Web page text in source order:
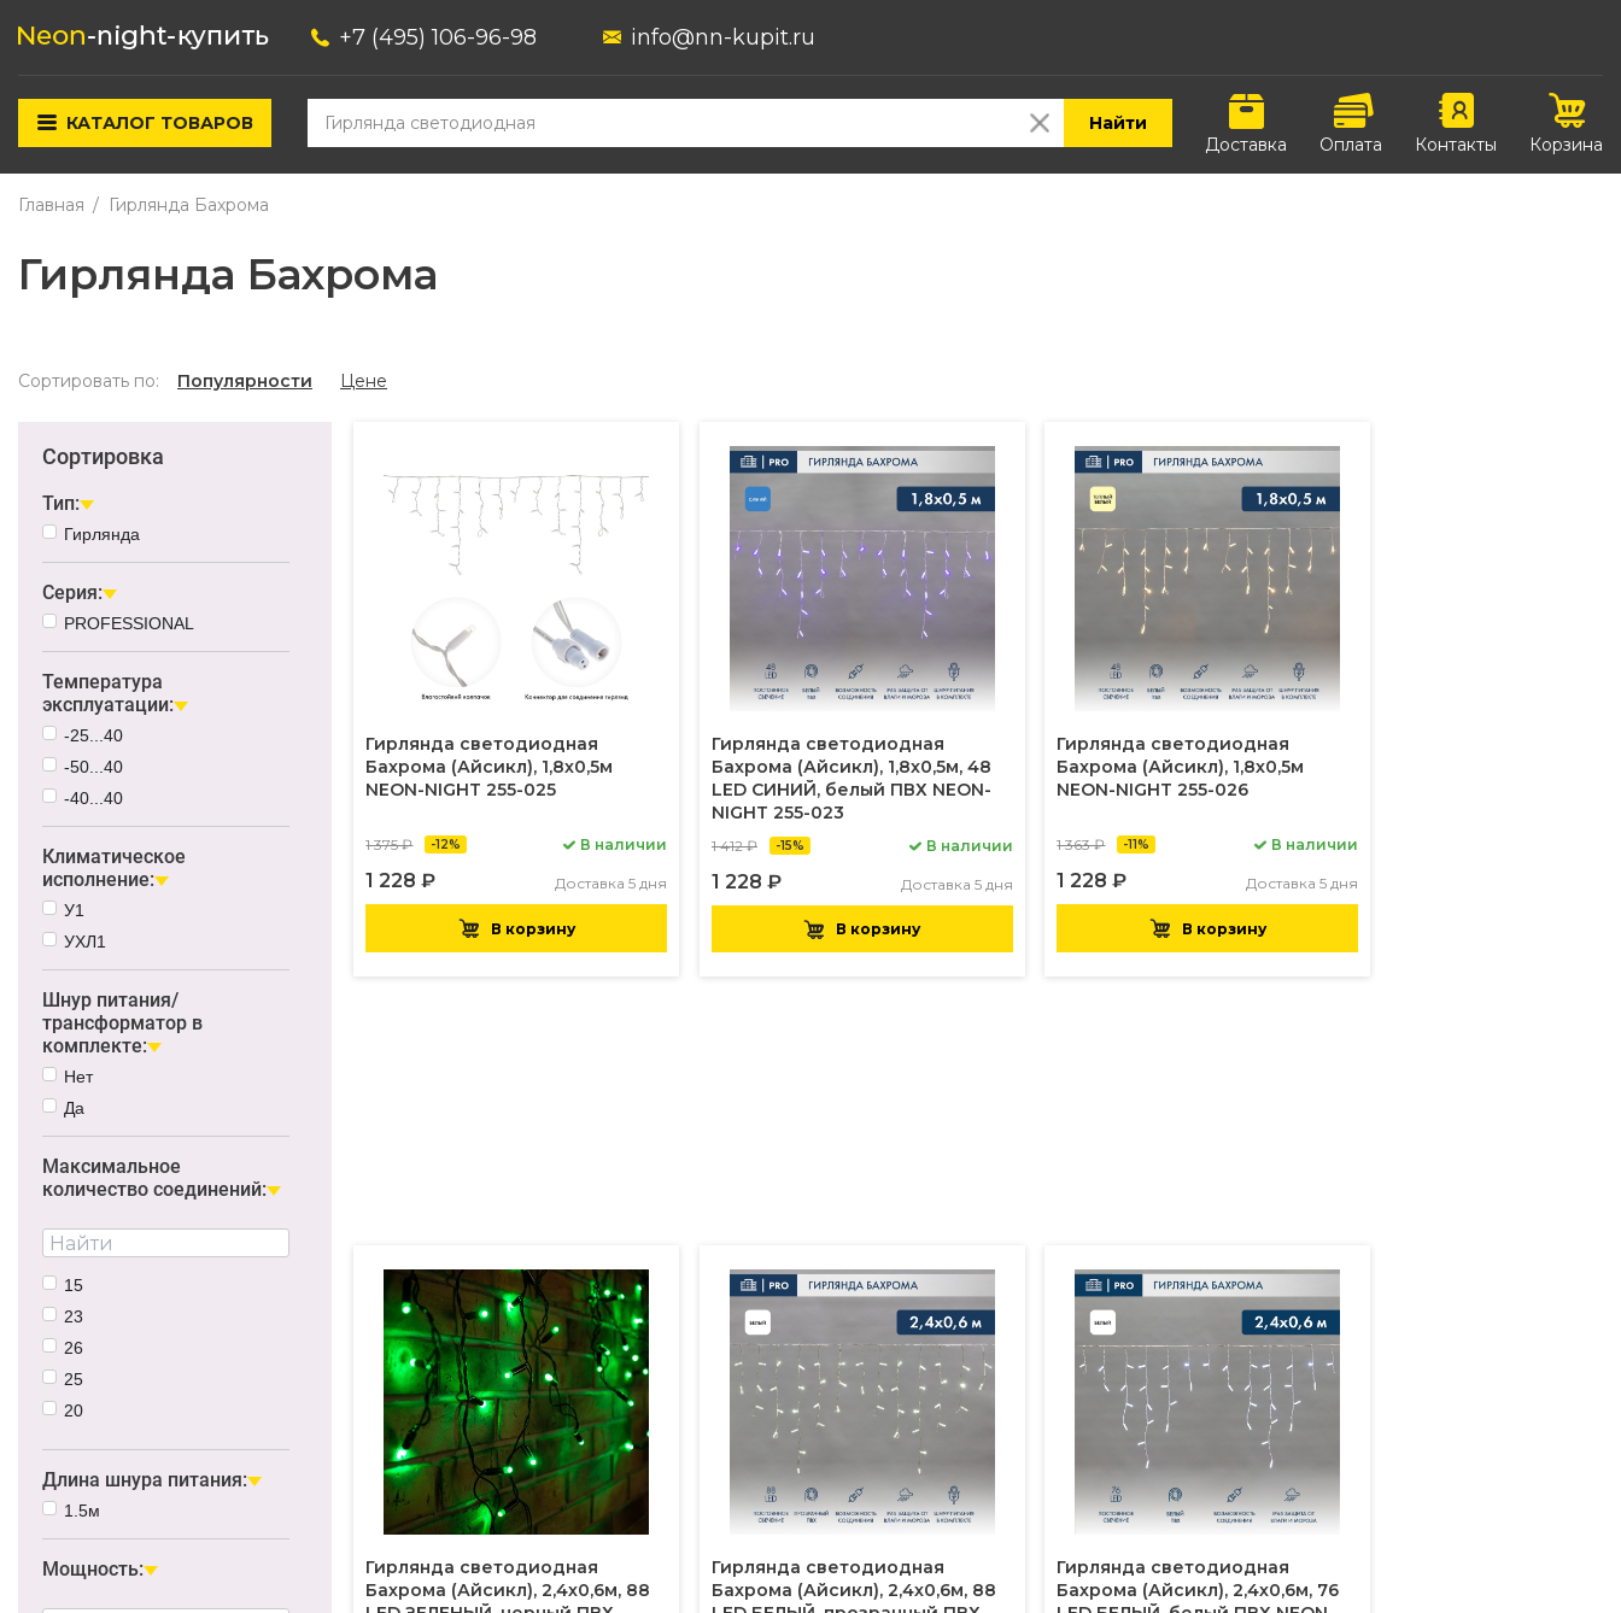
+7 (495) 106-96-98 info@nn-kupit.ru
КАТАЛОГ ТОВАРОВ
Найти
Доставка
Оплата Контакты Корзина
Главная Гирлянда Бахрома
Гирлянда Бахрома
Сортировать по: Популярности Цене
Сортировка
Тип:
Гирлянда
Серия:
PROFESSIONAL
Температура
эксплуатации:
-25...40
-50...40
-40...40
Климатическое
исполнение:
У1
УХЛ1
Шнур питания/
трансформатор в
комплекте:
Нет
Да
Максимальное
количество соединений:
15
23
26
25
20
30
Длина шнура питания:
1.5м
Мощность:
Гирлянда светодиодная
Бахрома (Айсикл), 1,8х0,5м
NEON-NIGHT 255-025
1 375 ₽ -12%
1 228 ₽
В наличии
Доставка 5 дня
В корзину
Гирлянда светодиодная
Бахрома (Айсикл), 1,8х0,5м, 48
LED СИНИЙ, белый ПВХ NEON-
NIGHT 255-023
1 412 ₽ -15%
1 228 ₽
В наличии
Доставка 5 дня
В корзину
Гирлянда светодиодная
Бахрома (Айсикл), 1,8х0,5м
NEON-NIGHT 255-026
1 363 ₽ -11%
1 228 ₽
В наличии
Доставка 5 дня
В корзину
Гирлянда светодиодная
Бахрома (Айсикл), 2,4х0,6м, 88
Гирлянда светодиодная
Бахрома (Айсикл), 2,4х0,6м, 88
Гирлянда светодиодная
Бахрома (Айсикл), 2,4х0,6м, 76